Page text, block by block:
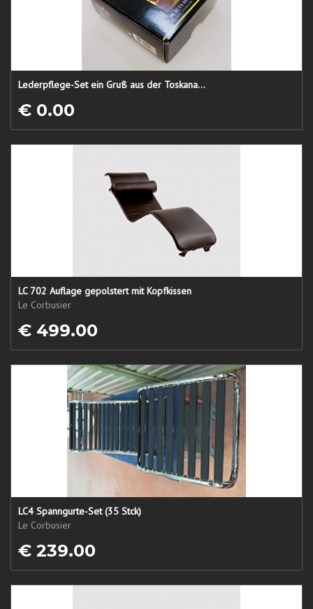
Lederpflege-Set ein Gruß aus der Toskana...
€ 0.00
LC 702 Auflage gepolstert mit Kopfkissen
Le Corbusier
€ 499.00
LC4 Spanngurte-Set (35 Stck)
Le Corbusier
€ 239.00